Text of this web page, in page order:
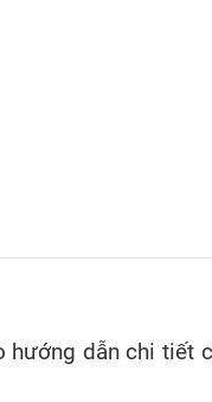
hướng dẫn chi tiết